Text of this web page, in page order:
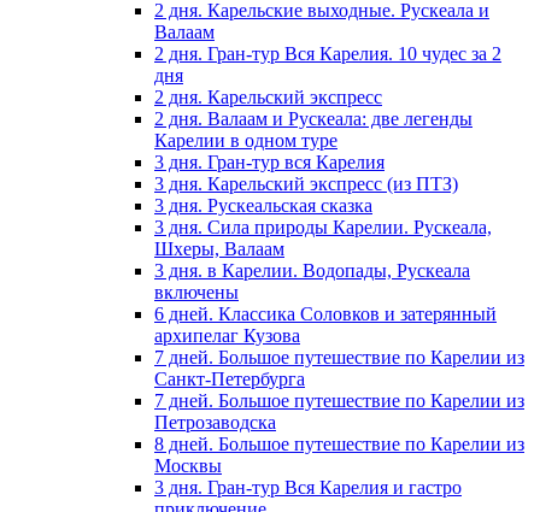
2 дня. Карельские выходные. Рускеала и
Валаам
2 дня. Гран-тур Вся Карелия. 10 чудес за 2
дня
2 дня. Карельский экспресс
2 дня. Валаам и Рускеала: две легенды
Карелии в одном туре
3 дня. Гран-тур вся Карелия
3 дня. Карельский экспресс (из ПТЗ)
3 дня. Рускеальская сказка
3 дня. Сила природы Карелии. Рускеала,
Шхеры, Валаам
3 дня. в Карелии. Водопады, Рускеала
включены
6 дней. Классика Соловков и затерянный
архипелаг Кузова
7 дней. Большое путешествие по Карелии из
Санкт-Петербурга
7 дней. Большое путешествие по Карелии из
Петрозаводска
8 дней. Большое путешествие по Карелии из
Москвы
3 дня. Гран-тур Вся Карелия и гастро